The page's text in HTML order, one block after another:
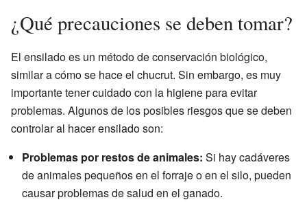
¿Qué precauciones se deben tomar?
El ensilado es un método de conservación biológico,
similar a cómo se hace el chucrut. Sin embargo, es muy
importante tener cuidado con la higiene para evitar
problemas. Algunos de los posibles riesgos que se deben
controlar al hacer ensilado son:
Problemas por restos de animales: Si hay cadáveres
de animales pequeños en el forraje o en el silo, pueden
causar problemas de salud en el ganado.